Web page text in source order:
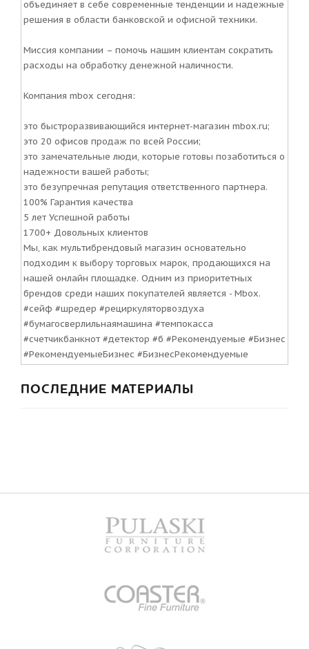
объединяет в себе современные тенденции и надежные
решения в области банковской и офисной техники.
Миссия компании – помочь нашим клиентам сократить
расходы на обработку денежной наличности.
Компания mbox сегодня:
это быстроразвивающийся интернет-магазин mbox.ru;
это 20 офисов продаж по всей России;
это замечательные люди, которые готовы позаботиться о
надежности вашей работы;
это безупречная репутация ответственного партнера.
100% Гарантия качества
5 лет Успешной работы
1700+ Довольных клиентов
Мы, как мультибрендовый магазин основательно
подходим к выбору торговых марок, продающихся на
нашей онлайн площадке. Одним из приоритетных
брендов среди наших покупателей является - Mbox.
#сейф #шредер #рециркуляторвоздуха
#бумагосверлильнаямашина #темпокасса
#счетчикбанкнот #детектор #б #Рекомендуемые #Бизнес
#РекомендуемыеБизнес #БизнесРекомендуемые
ПОСЛЕДНИЕ МАТЕРИАЛЫ